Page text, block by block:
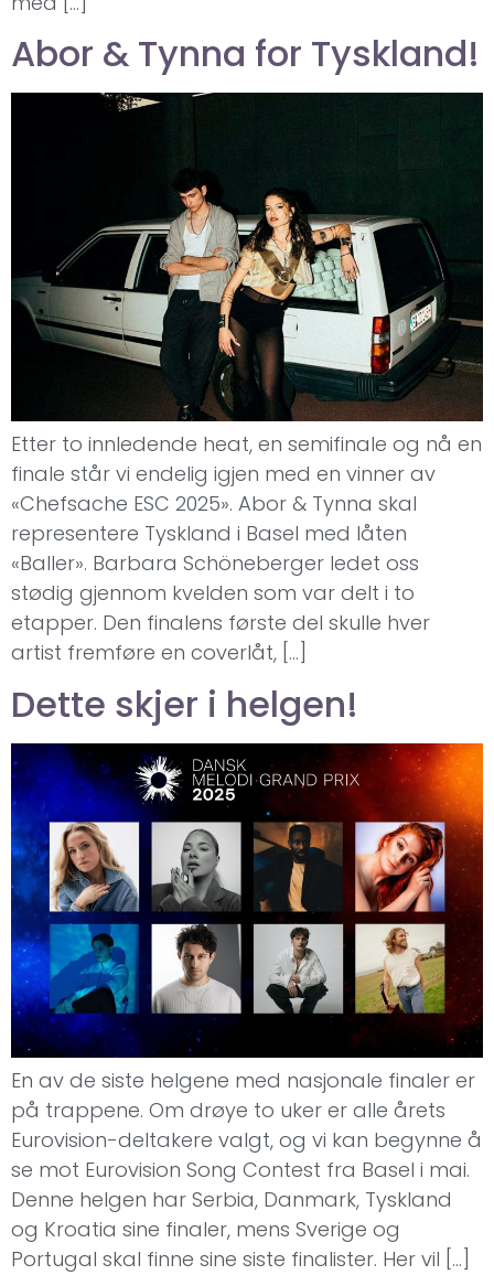
Abor & Tynna for Tyskland!
Etter to innledende heat, en semifinale og nå en
finale står vi endelig igjen med en vinner av
«Chefsache ESC 2025». Abor & Tynna skal
representere Tyskland i Basel med låten
«Baller». Barbara Schöneberger ledet oss
stødig gjennom kvelden som var delt i to
etapper. Den finalens første del skulle hver
artist fremføre en coverlåt, […]
Dette skjer i helgen!
En av de siste helgene med nasjonale finaler er
på trappene. Om drøye to uker er alle årets
Eurovision-deltakere valgt, og vi kan begynne å
se mot Eurovision Song Contest fra Basel i mai.
Denne helgen har Serbia, Danmark, Tyskland
og Kroatia sine finaler, mens Sverige og
Portugal skal finne sine siste finalister. Her vil […]